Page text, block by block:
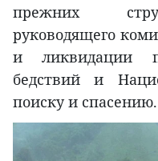
прежних
руководящего
и ликвидации
бедствий и
поиску и спасению.